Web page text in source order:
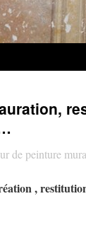
de peinture
,